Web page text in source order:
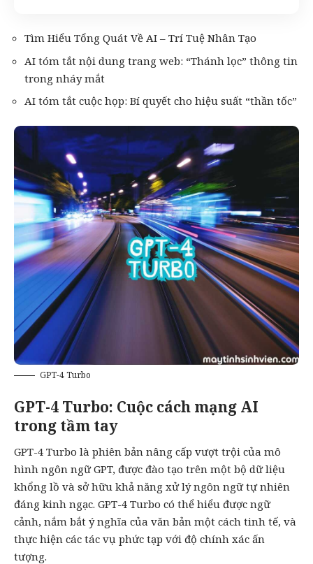
Tìm Hiểu Tổng Quát Về AI – Trí Tuệ Nhân Tạo
AI tóm tắt nội dung trang web: “Thánh lọc” thông tin
trong nháy mắt
AI tóm tắt cuộc họp: Bí quyết cho hiệu suất “thần tốc”
GPT-4 Turbo
GPT-4 Turbo: Cuộc cách mạng AI
trong tầm tay
GPT-4 Turbo là phiên bản nâng cấp vượt trội của mô
hình ngôn ngữ GPT, được đào tạo trên một bộ dữ liệu
khổng lồ và sở hữu khả năng xử lý ngôn ngữ tự nhiên
đáng kinh ngạc. GPT-4 Turbo có thể hiểu được ngữ
cảnh, nắm bắt ý nghĩa của văn bản một cách tinh tế, và
thực hiện các tác vụ phức tạp với độ chính xác ấn
tượng.